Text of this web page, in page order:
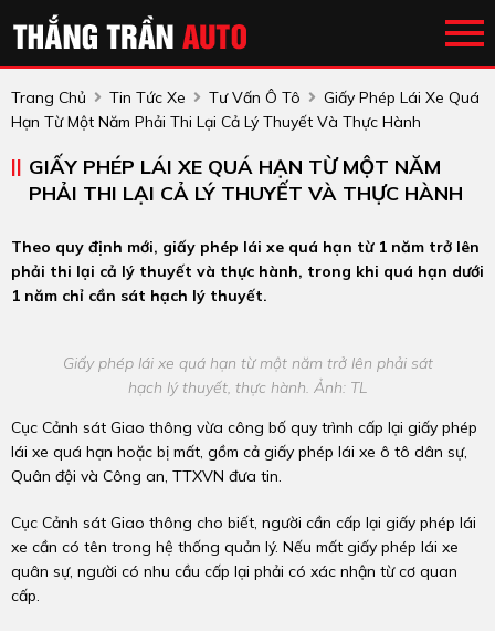
Trang Chủ Tin Tức Xe Tư Vấn Ô Tô
Giấy Phép Lái Xe Quá
Hạn Từ Một Năm Phải Thi Lại Cả Lý Thuyết Và Thực Hành
GIẤY PHÉP LÁI XE QUÁ HẠN TỪ MỘT NĂM
PHẢI THI LẠI CẢ LÝ THUYẾT VÀ THỰC HÀNH
Theo quy định mới, giấy phép lái xe quá hạn từ 1 năm trở lên
phải thi lại cả lý thuyết và thực hành, trong khi quá hạn dưới
1 năm chỉ cần sát hạch lý thuyết.
Giấy phép lái xe quá hạn từ một năm trở lên phải sát
hạch lý thuyết, thực hành. Ảnh: TL
Cục Cảnh sát Giao thông vừa công bố quy trình cấp lại giấy phép
lái xe quá hạn hoặc bị mất, gồm cả giấy phép lái xe ô tô dân sự,
Quân đội và Công an, TTXVN đưa tin.
Cục Cảnh sát Giao thông cho biết, người cần cấp lại giấy phép lái
xe cần có tên trong hệ thống quản lý. Nếu mất giấy phép lái xe
quân sự, người có nhu cầu cấp lại phải có xác nhận từ cơ quan
cấp.